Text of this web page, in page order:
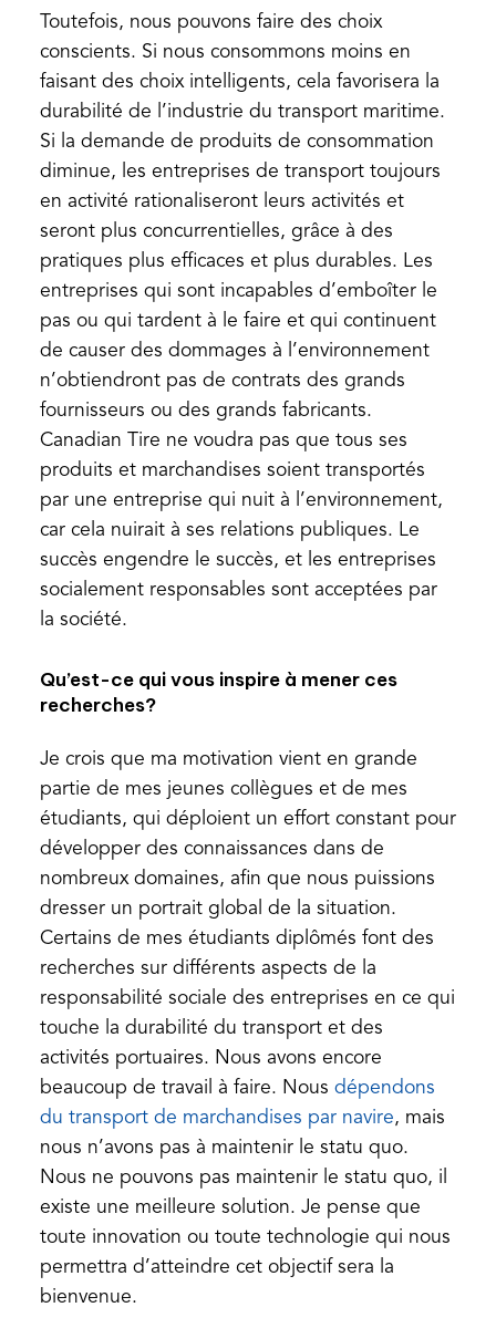
Toutefois, nous pouvons faire des choix
conscients. Si nous consommons moins en
faisant des choix intelligents, cela favorisera la
durabilité de l’industrie du transport maritime.
Si la demande de produits de consommation
diminue, les entreprises de transport toujours
en activité rationaliseront leurs activités et
seront plus concurrentielles, grâce à des
pratiques plus efficaces et plus durables. Les
entreprises qui sont incapables d’emboîter le
pas ou qui tardent à le faire et qui continuent
de causer des dommages à l’environnement
n’obtiendront pas de contrats des grands
fournisseurs ou des grands fabricants.
Canadian Tire ne voudra pas que tous ses
produits et marchandises soient transportés
par une entreprise qui nuit à l’environnement,
car cela nuirait à ses relations publiques. Le
succès engendre le succès, et les entreprises
socialement responsables sont acceptées par
la société.
Qu’est-ce qui vous inspire à mener ces
recherches?
Je crois que ma motivation vient en grande
partie de mes jeunes collègues et de mes
étudiants, qui déploient un effort constant pour
développer des connaissances dans de
nombreux domaines, afin que nous puissions
dresser un portrait global de la situation.
Certains de mes étudiants diplômés font des
recherches sur différents aspects de la
responsabilité sociale des entreprises en ce qui
touche la durabilité du transport et des
activités portuaires. Nous avons encore
beaucoup de travail à faire. Nous dépendons
du transport de marchandises par navire(opens
in
a
new
tab)
, mais
nous n’avons pas à maintenir le statu quo.
Nous ne pouvons pas maintenir le statu quo, il
existe une meilleure solution. Je pense que
toute innovation ou toute technologie qui nous
permettra d’atteindre cet objectif sera la
bienvenue.